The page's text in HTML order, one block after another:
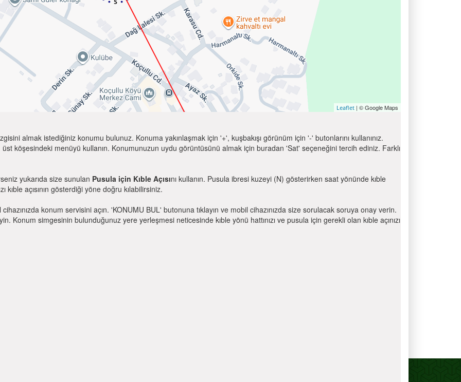
Leaflet | © Google Maps
almak istediğiniz konumu bulunuz. Konuma yakınlaşmak için '+', kuşbakışı görünüm için '-' butonlarını kullanınız.
köşesindeki menüyü kullanın. Konumunuzun uydu görüntüsünü almak için buradan 'Sat' seçeneğini tercih ediniz. Farklı
yukarıda size sunulan Pusula için Kıble Açısını kullanın. Pusula ibresi kuzeyi (N) gösterirken saat yönünde kıble
kıble açısının gösterdiği yöne doğru kılabilirsiniz.
konum servisini açın. 'KONUMU BUL' butonuna tıklayın ve mobil cihazınızda size sorulacak soruya onay verin.
Konum simgesinin bulunduğunuz yere yerleşmesi neticesinde kıble yönü hattınızı ve pusula için gerekli olan kıble açınızı